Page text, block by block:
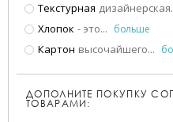
Текстурная дизайнерская
Хлопок - это... больше
Картон высочайшего...
ДОПОЛНИТЕ ПОКУПКУ
ТОВАРАМИ: